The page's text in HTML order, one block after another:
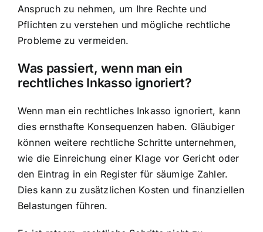
Anspruch zu nehmen, um Ihre Rechte und
Pflichten zu verstehen und mögliche rechtliche
Probleme zu vermeiden.
Was passiert, wenn man ein
rechtliches Inkasso ignoriert?
Wenn man ein rechtliches Inkasso ignoriert, kann
dies ernsthafte Konsequenzen haben. Gläubiger
können weitere rechtliche Schritte unternehmen,
wie die Einreichung einer Klage vor Gericht oder
den Eintrag in ein Register für säumige Zahler.
Dies kann zu zusätzlichen Kosten und finanziellen
Belastungen führen.